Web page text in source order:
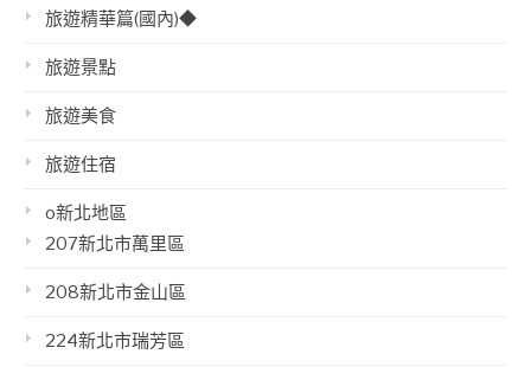
旅遊精華篇(國內)◆
旅遊景點
旅遊美食
旅遊住宿
o新北地區
207新北市萬里區
208新北市金山區
224新北市瑞芳區